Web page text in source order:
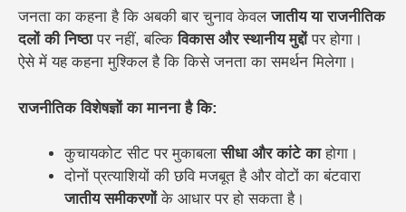
जनता का कहना है कि अबकी बार चुनाव केवलजातीय या राजनीतिक
दलों की निष्ठापर नहीं, बल्किविकास और स्थानीय मुद्दोंपर होगा।
ऐसे में यह कहना मुश्किल है कि किसे जनता का समर्थन मिलेगा।
राजनीतिक विशेषज्ञों का मानना है कि:
कुचायकोट सीट पर मुकाबलासीधा और कांटे काहोगा।
दोनों प्रत्याशियों की छवि मजबूत है और वोटों का बंटवारा
जातीय समीकरणोंके आधार पर हो सकता है।